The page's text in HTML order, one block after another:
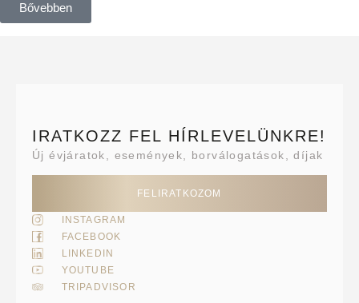
Bővebben
IRATKOZZ FEL HÍRLEVELÜNKRE!
Új évjáratok, események, borválogatások, díjak
FELIRATKOZOM
INSTAGRAM
FACEBOOK
LINKEDIN
YOUTUBE
TRIPADVISOR